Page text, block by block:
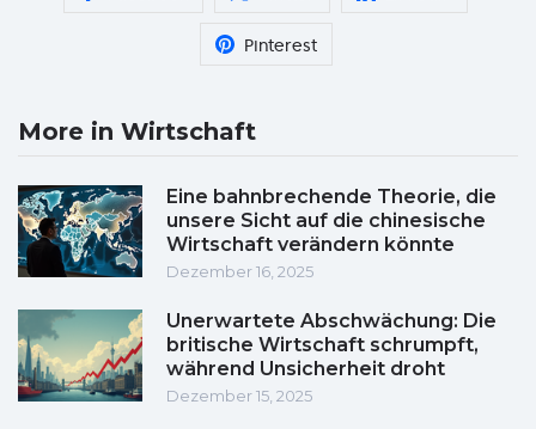
Pinterest
More in Wirtschaft
Eine bahnbrechende Theorie, die
unsere Sicht auf die chinesische
Wirtschaft verändern könnte
Dezember 16, 2025
Unerwartete Abschwächung: Die
britische Wirtschaft schrumpft,
während Unsicherheit droht
Dezember 15, 2025